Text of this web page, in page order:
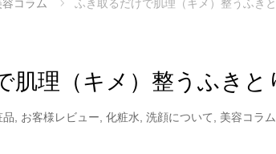
容コラム ふき取るだけで肌理（キメ）整うふき
肌理（キメ）整うふきと
品 お客様レビュー 化粧水 洗顔について 美容コラム